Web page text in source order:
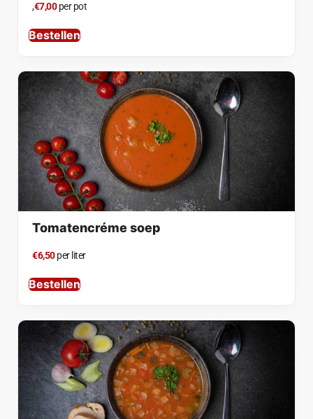
,€7,00per pot
Bestellen
Tomatencréme soep
€6,50per liter
Bestellen